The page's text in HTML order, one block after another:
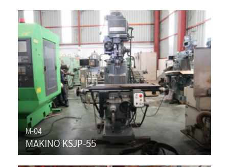
M-04
MAKINO KSJP-55